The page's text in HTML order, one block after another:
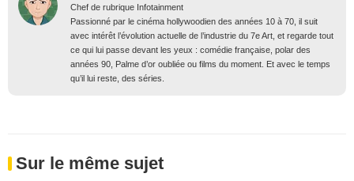
Chef de rubrique Infotainment
Passionné par le cinéma hollywoodien des années 10 à 70, il suit
avec intérêt l’évolution actuelle de l’industrie du 7e Art, et regarde tout
ce qui lui passe devant les yeux : comédie française, polar des
années 90, Palme d’or oubliée ou films du moment. Et avec le temps
qu’il lui reste, des séries.
Sur le même sujet